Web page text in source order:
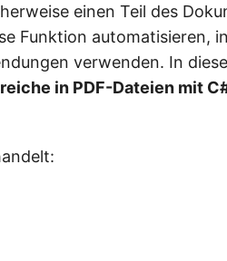
einen Teil des
Funktion automatisieren,
verwenden. In
in PDF-Dateien mit